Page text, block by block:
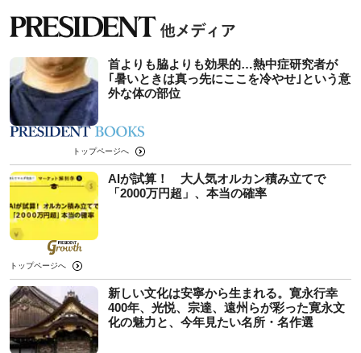
首よりも脇よりも効果的…熱中症研究者が
｢暑いときは真っ先にここを冷やせ｣という意
外な体の部位
トップページへ
AIが試算！ 大人気オルカン積み立てで
「2000万円超」、本当の確率
トップページへ
新しい文化は安寧から生まれる。寛永行幸
400年、光悦、宗達、遠州らが彩った寛永文
化の魅力と、今年見たい名所・名作選